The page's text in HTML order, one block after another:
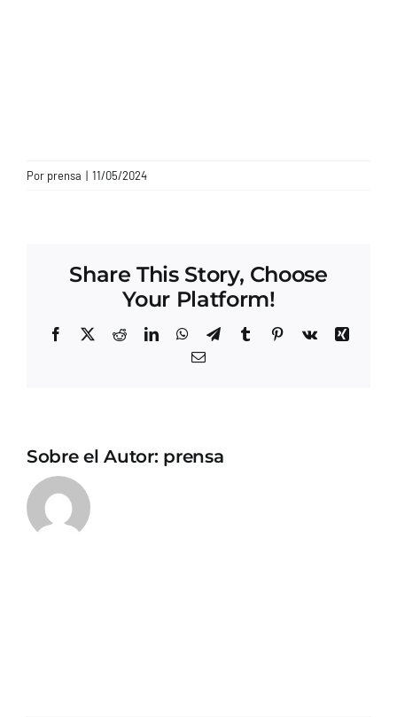
Por prensa | 11/05/2024
Share This Story, Choose
Your Platform!
Facebook
X RedditLinkedInWhatsApp
TelegramTumblrPinterest
Vk
Xing
Correo
Sobre el Autor: prensa